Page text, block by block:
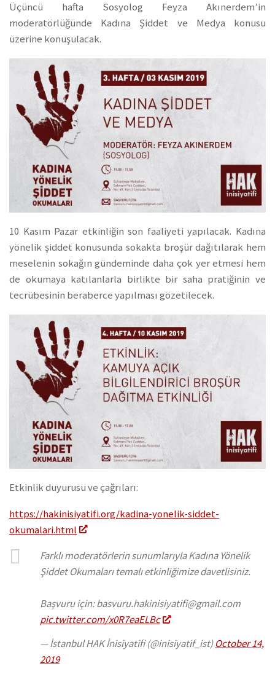
Üçüncü hafta Sosyolog Feyza Akınerdem’in
moderatörlüğünde Kadına Şiddet ve Medya konusu
üzerine konuşulacak.
10 Kasım Pazar etkinliğin son faaliyeti yapılacak. Kadına
yönelik şiddet konusunda sokakta broşür dağıtılarak hem
meselenin sokağın gündeminde daha çok yer etmesi hem
de okumaya katılanlarla birlikte bir saha pratiğinin ve
tecrübesinin beraberce yapılması gözetilecek.
Etkinlik duyurusu ve çağrıları:
https://hakinisiyatifi.org/kadina-yonelik-siddet-
okumalari.html
Farklı moderatörlerin sunumlarıyla Kadına Yönelik
Şiddet Okumaları temalı etkinliğimize davetlisiniz.
Başvuru için: basvuru.hakinisiyatifi@gmail.com
pic.twitter.com/x0R7eaELBc
— İstanbul HAK İnisiyatifi (@inisiyatif_ist)October 14,
2019